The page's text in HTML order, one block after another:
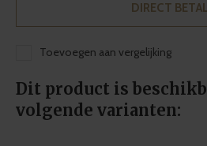
DIRECT
Toevoegen aan vergelijking
Dit product is
volgende varianten: